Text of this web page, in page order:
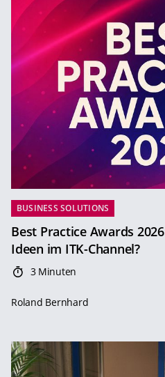
BUSINESS SOLUTIONS
Best Practice Awards
Ideen im ITK-Channel?
3 Minuten
Roland Bernhard